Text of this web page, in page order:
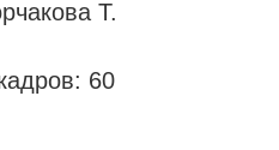
Т.
60